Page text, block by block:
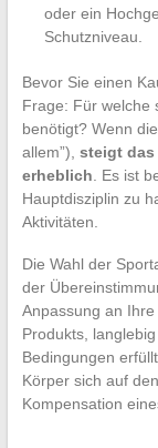
oder ein
Schutzniveau.
Bevor Sie einen
Frage: Für welche
benötigt? Wenn
allem”), steigt das
erheblich . Es ist
Hauptdisziplin zu
Aktivitäten.
Die Wahl der
der
Anpassung an
Produkts,
Bedingungen
Körper sich auf
Kompensation